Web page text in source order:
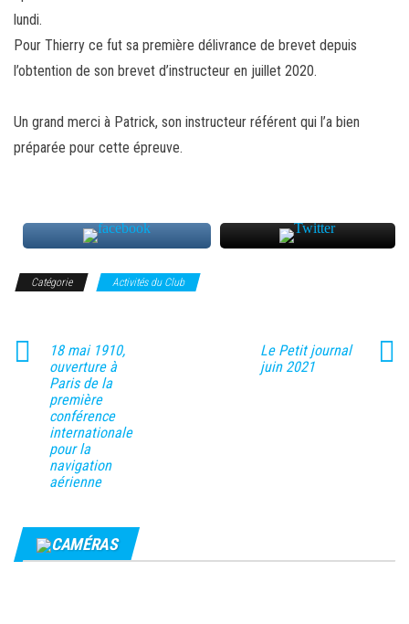
lundi.
Pour Thierry ce fut sa première délivrance de brevet depuis
l’obtention de son brevet d’instructeur en juillet 2020.
Un grand merci à Patrick, son instructeur référent qui l’a bien
préparée pour cette épreuve.
Catégorie Activités du Club
18 mai 1910,
ouverture à
Paris de la
première
conférence
internationale
pour la
navigation
aérienne
Le Petit journal
juin 2021
CAMÉRAS